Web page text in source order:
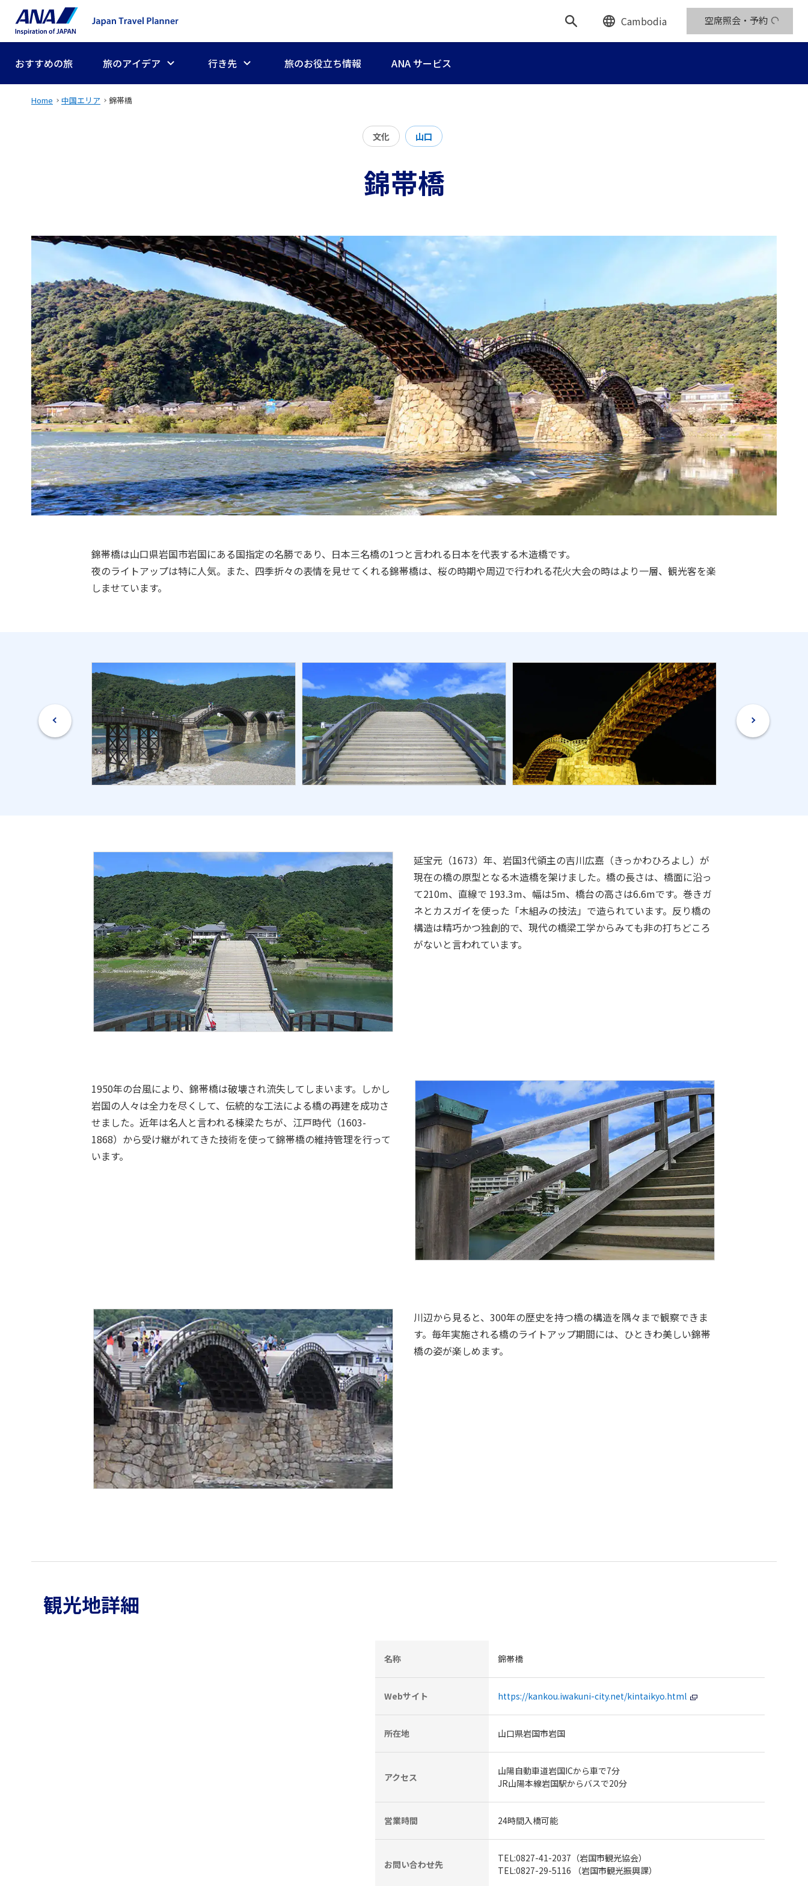
Cambodia 空席照会・予約
おすすめの旅 旅のアイデア 行き先 旅のお役立ち情報 ANA サービス
Home 中国エリア 錦帯橋
文化 山口
錦帯橋
錦帯橋は山口県岩国市岩国にある国指定の名勝であり、日本三名橋の1つと言われる日本を代表する木造橋です。
夜のライトアップは特に人気。また、四季折々の表情を見せてくれる錦帯橋は、桜の時期や周辺で行われる花火大会の時はより一層、観光客を楽
しませています。
延宝元（1673）年、岩国3代領主の吉川広嘉（きっかわひろよし）が
現在の橋の原型となる木造橋を架けました。橋の長さは、橋面に沿っ
て210m、直線で 193.3m、幅は5m、橋台の高さは6.6mです。巻きガ
ネとカスガイを使った「木組みの技法」で造られています。反り橋の
構造は精巧かつ独創的で、現代の橋梁工学からみても非の打ちどころ
がないと言われています。
1950年の台風により、錦帯橋は破壊され流失してしまいます。しかし
岩国の人々は全力を尽くして、伝統的な工法による橋の再建を成功さ
せました。近年は名人と言われる棟梁たちが、江戸時代（1603-
1868）から受け継がれてきた技術を使って錦帯橋の維持管理を行って
います。
川辺から見ると、300年の歴史を持つ橋の構造を隅々まで観察できま
す。毎年実施される橋のライトアップ期間には、ひときわ美しい錦帯
橋の姿が楽しめます。
観光地詳細
名称 錦帯橋
Webサイト https://kankou.iwakuni-city.net/kintaikyo.html
所在地 山口県岩国市岩国
アクセス
山陽自動車道岩国ICから車で7分
JR山陽本線岩国駅からバスで20分
営業時間 24時間入橋可能
お問い合わせ先
TEL:0827-41-2037（岩国市観光協会）
TEL:0827-29-5116 （岩国市観光振興課）